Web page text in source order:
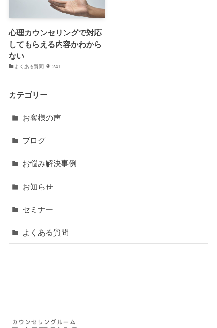
心理カウンセリングで対応
してもらえる内容かわから
ない
よくある質問 241
カテゴリー
お客様の声
ブログ
お悩み解決事例
お知らせ
セミナー
よくある質問